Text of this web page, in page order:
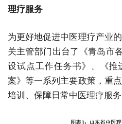
理疗服务
为更好地促进中医理疗产业
关主管部门出台了《青岛市
设试点工作任务书》、《推
案》等一系列主要政策，重
培训、保障日常中医理疗服务